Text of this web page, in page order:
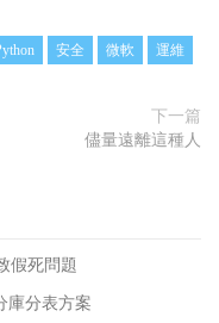
安全 微軟 運維
下一篇
儘量遠離這種人
假死問題
庫分表方案